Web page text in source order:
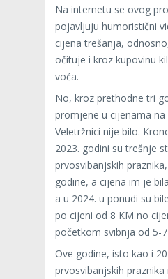
Na internetu se ovog
pojavljuju humoristični
cijena trešanja,
očituje i kroz kupovinu
voća.
No, kroz prethodne tri
promjene u cijenama na
Veletržnici nije bilo.
2023. godini su trešnje
prvosvibanjskih
godine, a cijena im je
a u 2024. u ponudi su
po cijeni od 8 KM no
početkom svibnja od 5-
Ove godine, isto kao i
prvosvibanjskih